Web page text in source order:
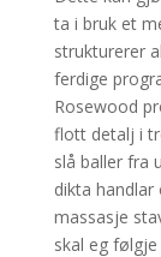
ta i bruk et
strukturerer
ferdige
Rosewood
flott detalj i
slå baller fra
dikta
massasje
skal eg følgje